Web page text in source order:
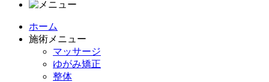
ホーム
施術メニュー
マッサージ
ゆがみ矯正
整体